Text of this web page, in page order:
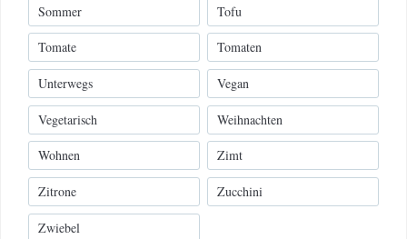
Sommer Tofu
Tomate Tomaten
Unterwegs Vegan
Vegetarisch Weihnachten
Wohnen Zimt
Zitrone Zucchini
Zwiebel